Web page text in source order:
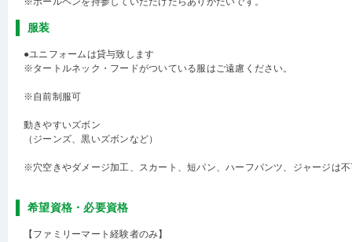
服装
●ユニフォームは貸与致します
※タートルネック・フードがついている服はご遠慮ください。
※自前制服可
動きやすいズボン
（ジーンズ、黒いズボンなど）
※穴空きやダメージ加工、スカート、短パン、ハーフパンツ、ジャージは
希望資格・必要資格
【ファミリーマート経験者のみ】